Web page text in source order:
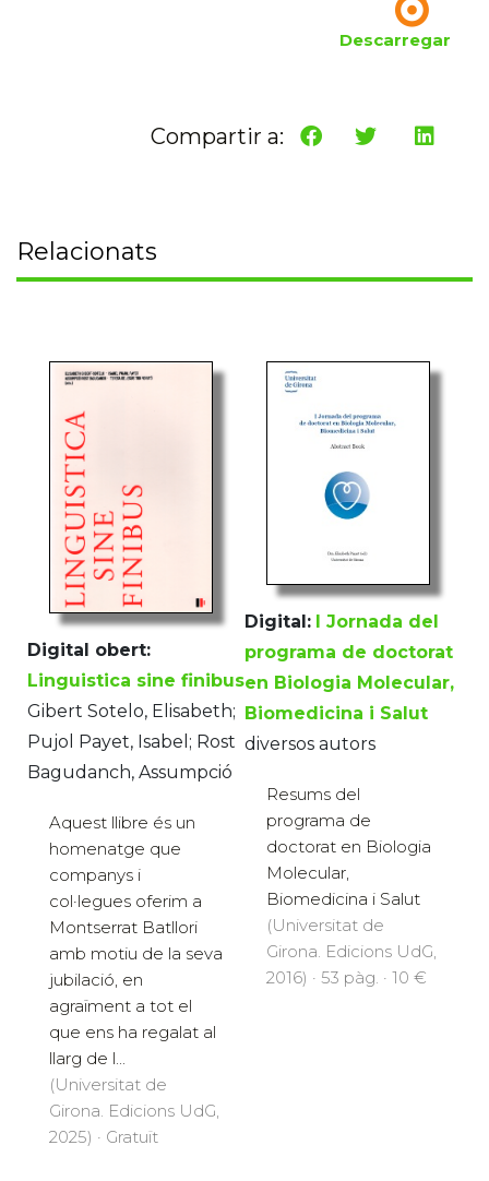
Descarregar
Compartir a:
Relacionats
Digital obert:
Linguistica sine finibus
Gibert Sotelo, Elisabeth;
Pujol Payet, Isabel; Rost
Bagudanch, Assumpció
Aquest llibre és un
homenatge que
companys i
col·legues oferim a
Montserrat Batllori
amb motiu de la seva
jubilació, en
agraïment a tot el
que ens ha regalat al
llarg de l...
(Universitat de
Girona. Edicions UdG,
2025) · Gratuït
Digital: I Jornada del
programa de doctorat
en Biologia Molecular,
Biomedicina i Salut
diversos autors
Resums del
programa de
doctorat en Biologia
Molecular,
Biomedicina i Salut
(Universitat de
Girona. Edicions UdG,
2016) · 53 pàg. · 10 €